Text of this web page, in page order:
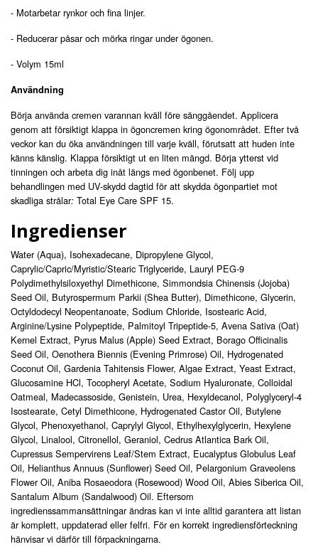
- Motarbetar rynkor och fina linjer.
- Reducerar påsar och mörka ringar under ögonen.
- Volym 15ml
Användning
Börja använda cremen varannan kväll före sänggåendet. Applicera
genom att försiktigt klappa in ögoncremen kring ögonområdet. Efter två
veckor kan du öka användningen till varje kväll, förutsatt att huden inte
känns känslig. Klappa försiktigt ut en liten mängd. Börja ytterst vid
tinningen och arbeta dig inåt längs med ögonbenet. Följ upp
behandlingen med UV-skydd dagtid för att skydda ögonpartiet mot
skadliga strålar: Total Eye Care SPF 15.
Ingredienser
Water (Aqua), Isohexadecane, Dipropylene Glycol,
Caprylic/Capric/Myristic/Stearic Triglyceride, Lauryl PEG-9
Polydimethylsiloxyethyl Dimethicone, Simmondsia Chinensis (Jojoba)
Seed Oil, Butyrospermum Parkii (Shea Butter), Dimethicone, Glycerin,
Octyldodecyl Neopentanoate, Sodium Chloride, Isostearic Acid,
Arginine/Lysine Polypeptide, Palmitoyl Tripeptide-5, Avena Sativa (Oat)
Kernel Extract, Pyrus Malus (Apple) Seed Extract, Borago Officinalis
Seed Oil, Oenothera Biennis (Evening Primrose) Oil, Hydrogenated
Coconut Oil, Gardenia Tahitensis Flower, Algae Extract, Yeast Extract,
Glucosamine HCl, Tocopheryl Acetate, Sodium Hyaluronate, Colloidal
Oatmeal, Madecassoside, Genistein, Urea, Hexyldecanol, Polyglyceryl-4
Isostearate, Cetyl Dimethicone, Hydrogenated Castor Oil, Butylene
Glycol, Phenoxyethanol, Caprylyl Glycol, Ethylhexylglycerin, Hexylene
Glycol, Linalool, Citronellol, Geraniol, Cedrus Atlantica Bark Oil,
Cupressus Sempervirens Leaf/Stem Extract, Eucalyptus Globulus Leaf
Oil, Helianthus Annuus (Sunflower) Seed Oil, Pelargonium Graveolens
Flower Oil, Aniba Rosaeodora (Rosewood) Wood Oil, Abies Siberica Oil,
Santalum Album (Sandalwood) Oil. Eftersom
ingredienssammansättningar ändras kan vi inte alltid garantera att listan
är komplett, uppdaterad eller felfri. För en korrekt ingrediensförteckning
hänvisar vi därför till förpackningarna.